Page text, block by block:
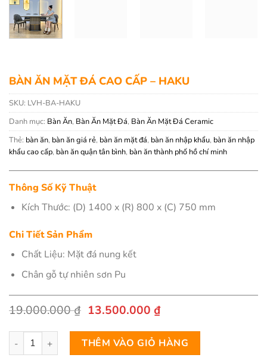
BÀN ĂN MẶT ĐÁ CAO CẤP – HAKU
SKU: LVH-BA-HAKU
Danh mục: Bàn Ăn, Bàn Ăn Mặt Đá, Bàn Ăn Mặt Đá Ceramic
Thẻ: bàn ăn, bàn ăn giá rẻ, bàn ăn mặt đá, bàn ăn nhập khẩu, bàn ăn nhập
khẩu cao cấp, bàn ăn quận tân bình, bàn ăn thành phố hồ chí minh
Thông Số Kỹ Thuật
Kích Thước: (D) 1400 x (R) 800 x (C) 750 mm
Chi Tiết Sản Phẩm
Chất Liệu: Mặt đá nung kết
Chân gỗ tự nhiên sơn Pu
19.000.000₫ Giá
là:
19.000.000 ₫.
13.500.000 ₫Giá
tại
là:
13.500.000 ₫.
Bàn Ăn Mặt Đá Cao Cấp - HAKU số lượng
THÊM VÀO GIỎ HÀNG